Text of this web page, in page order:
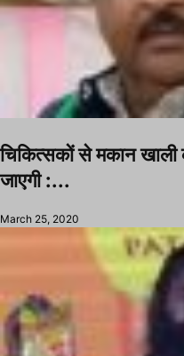
चिकित्सकों से मकान खाली
जाएगी :...
March 25, 2020